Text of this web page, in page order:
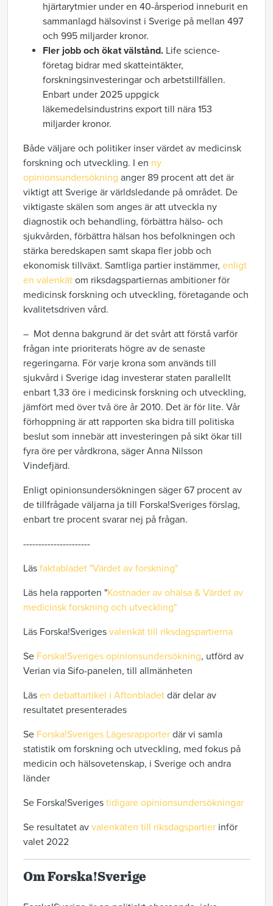
hjärtarytmier under en 40-årsperiod inneburit en
sammanlagd hälsovinst i Sverige på mellan 497
och 995 miljarder kronor.
Fler jobb och ökat välstånd. Life science-
företag bidrar med skatteintäkter,
forskningsinvesteringar och arbetstillfällen.
Enbart under 2025 uppgick
läkemedelsindustrins export till nära 153
miljarder kronor.
Både väljare och politiker inser värdet av medicinsk
forskning och utveckling. I en ny
opinionsundersökning anger 89 procent att det är
viktigt att Sverige är världsledande på området. De
viktigaste skälen som anges är att utveckla ny
diagnostik och behandling, förbättra hälso- och
sjukvården, förbättra hälsan hos befolkningen och
stärka beredskapen samt skapa fler jobb och
ekonomisk tillväxt. Samtliga partier instämmer, enligt
en valenkät om riksdagspartiernas ambitioner för
medicinsk forskning och utveckling, företagande och
kvalitetsdriven vård.
– Mot denna bakgrund är det svårt att förstå varför
frågan inte prioriterats högre av de senaste
regeringarna. För varje krona som används till
sjukvård i Sverige idag investerar staten parallellt
enbart 1,33 öre i medicinsk forskning och utveckling,
jämfört med över två öre år 2010. Det är för lite. Vår
förhoppning är att rapporten ska bidra till politiska
beslut som innebär att investeringen på sikt ökar till
fyra öre per vårdkrona, säger Anna Nilsson
Vindefjärd.
Enligt opinionsundersökningen säger 67 procent av
de tillfrågade väljarna ja till Forska!Sveriges förslag,
enbart tre procent svarar nej på frågan.
----------------------
Läs faktabladet "Värdet av forskning"
Läs hela rapporten "Kostnader av ohälsa & Värdet av
medicinsk forskning och utveckling"
Läs Forska!Sveriges valenkät till riksdagspartierna
Se Forska!Sveriges opinionsundersökning, utförd av
Verian via Sifo-panelen, till allmänheten
Läs en debattartikel i Aftonbladet där delar av
resultatet presenterades
Se Forska!Sveriges Lägesrapporter där vi samla
statistik om forskning och utveckling, med fokus på
medicin och hälsovetenskap, i Sverige och andra
länder
Se Forska!Sveriges tidigare opinionsundersökningar
Se resultatet av valenkäten till riksdagspartier inför
valet 2022
Om Forska!Sverige